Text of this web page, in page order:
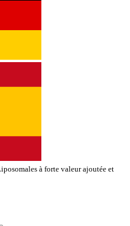
à forte valeur ajoutée et